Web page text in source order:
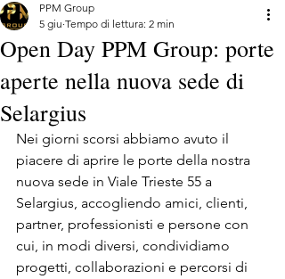
Open Day PPM Group: porte
aperte nella nuova sede di
Selargius
PPM Group
5 giu Tempo di lettura: 2 min
Nei giorni scorsi abbiamo avuto il
piacere di aprire le porte della nostra
nuova sede in Viale Trieste 55 a
Selargius, accogliendo amici, clienti,
partner, professionisti e persone con
cui, in modi diversi, condividiamo
progetti, collaborazioni e percorsi di